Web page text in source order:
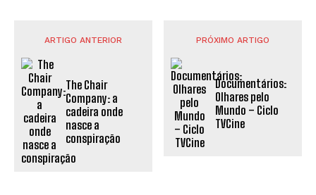
ARTIGO ANTERIOR
The Chair
Company: a
cadeira onde
nasce a
conspiração
PRÓXIMO ARTIGO
Documentários:
Olhares pelo
Mundo – Ciclo
TVCine